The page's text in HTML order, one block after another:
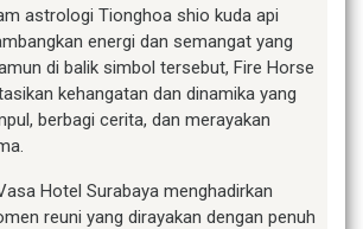
astrologi Tionghoa shio kuda api
energi dan semangat yang
di balik simbol tersebut, Fire Horse
kehangatan dan dinamika yang
berbagi cerita, dan merayakan
Hotel Surabaya menghadirkan
reuni yang dirayakan dengan penuh